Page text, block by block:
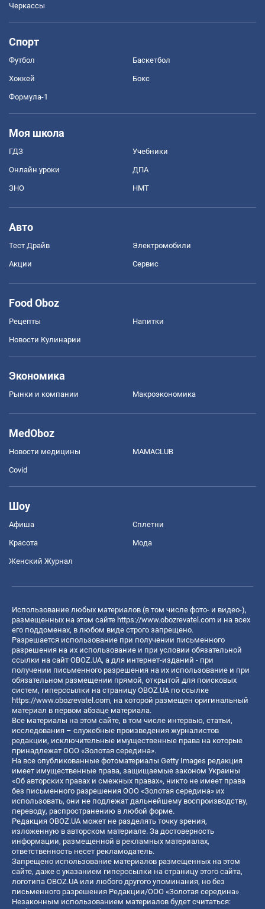
Черкассы
Спорт
Футбол Баскетбол
Хоккей Бокс
Формула-1
Моя школа
ГДЗ Учебники
Онлайн уроки ДПА
ЗНО НМТ
Авто
Тест Драйв Электромобили
Акции Сервис
Food Oboz
Рецепты Напитки
Новости Кулинарии
Экономика
Рынки и компании Mакроэкономика
MedOboz
Новости медицины MAMACLUB
Covid
Шоу
Афиша Сплетни
Красота Мода
Женский Журнал
Использование любых материалов (в том числе фото- и видео-),
размещенных на этом сайте https://www.obozrevatel.com и на всех
его поддоменах, в любом виде строго запрещено.
Разрешается использование при получении письменного
разрешения на их использование и при условии обязательной
ссылки на сайт OBOZ.UA, а для интернет-изданий - при
получении письменного разрешения на их использование и при
обязательном размещении прямой, открытой для поисковых
систем, гиперссылки на страницу OBOZ.UA по ссылке
https://www.obozrevatel.com, на которой размещен оригинальный
материал в первом абзаце материала.
Все материалы на этом сайте, в том числе интервью, статьи,
исследования – служебные произведения журналистов
редакции, исключительные имущественные права на которые
принадлежат ООО «Золотая середина».
На все опубликованные фотоматериалы Getty Images редакция
имеет имущественные права, защищаемые законом Украины
«Об авторских правах и смежных правах», никто не имеет права
без письменного разрешения ООО «Золотая середина» их
использовать, они не подлежат дальнейшему воспроизводству,
переводу, распространению в любой форме.
Редакция OBOZ.UA может не разделять точку зрения,
изложенную в авторском материале. За достоверность
информации, размещенной в рекламных материалах,
ответственность несет рекламодатель.
Запрещено использование материалов размещенных на этом
сайте, даже с указанием гиперссылки на страницу этого сайта,
логотипа OBOZ.UA или любого другого упоминания, но без
письменного разрешения Редакции/ООО «Золотая середина»
Незаконным использованием материалов будет считаться: